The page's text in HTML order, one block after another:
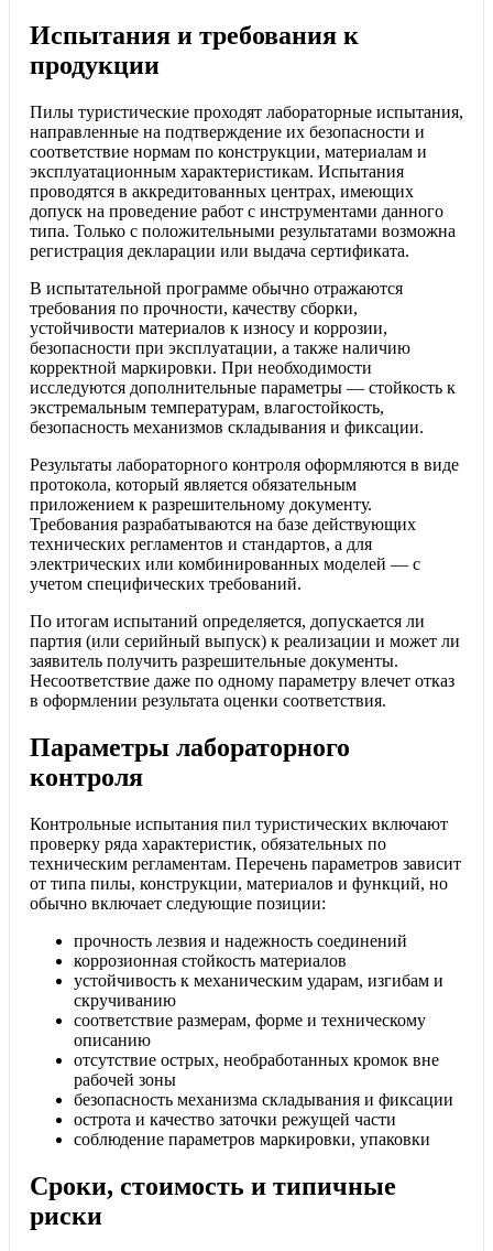
Испытания и требования к
продукции
Пилы туристические проходят лабораторные испытания,
направленные на подтверждение их безопасности и
соответствие нормам по конструкции, материалам и
эксплуатационным характеристикам. Испытания
проводятся в аккредитованных центрах, имеющих
допуск на проведение работ с инструментами данного
типа. Только с положительными результатами возможна
регистрация декларации или выдача сертификата.
В испытательной программе обычно отражаются
требования по прочности, качеству сборки,
устойчивости материалов к износу и коррозии,
безопасности при эксплуатации, а также наличию
корректной маркировки. При необходимости
исследуются дополнительные параметры — стойкость к
экстремальным температурам, влагостойкость,
безопасность механизмов складывания и фиксации.
Результаты лабораторного контроля оформляются в виде
протокола, который является обязательным
приложением к разрешительному документу.
Требования разрабатываются на базе действующих
технических регламентов и стандартов, а для
электрических или комбинированных моделей — с
учетом специфических требований.
По итогам испытаний определяется, допускается ли
партия (или серийный выпуск) к реализации и может ли
заявитель получить разрешительные документы.
Несоответствие даже по одному параметру влечет отказ
в оформлении результата оценки соответствия.
Параметры лабораторного
контроля
Контрольные испытания пил туристических включают
проверку ряда характеристик, обязательных по
техническим регламентам. Перечень параметров зависит
от типа пилы, конструкции, материалов и функций, но
обычно включает следующие позиции:
прочность лезвия и надежность соединений
коррозионная стойкость материалов
устойчивость к механическим ударам, изгибам и
скручиванию
соответствие размерам, форме и техническому
описанию
отсутствие острых, необработанных кромок вне
рабочей зоны
безопасность механизма складывания и фиксации
острота и качество заточки режущей части
соблюдение параметров маркировки, упаковки
Сроки, стоимость и типичные
риски